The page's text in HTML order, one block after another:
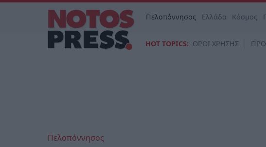
Πελοπόννησος Ελλάδα Κόσμος
HOT TOPICS: ΟΡΟΙ ΧΡΗΣΗΣ
Πελοπόννησος